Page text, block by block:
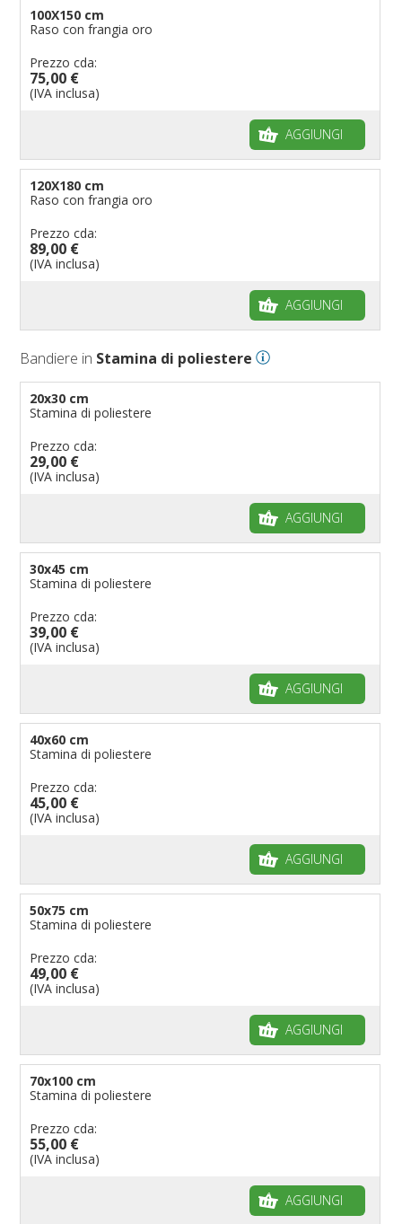
100X150 cm
Raso con frangia oro
Prezzo cda:
75,00 €
(IVA inclusa)
AGGIUNGI
120X180 cm
Raso con frangia oro
Prezzo cda:
89,00 €
(IVA inclusa)
AGGIUNGI
Bandiere in Stamina di poliestere
20x30 cm
Stamina di poliestere
Prezzo cda:
29,00 €
(IVA inclusa)
AGGIUNGI
30x45 cm
Stamina di poliestere
Prezzo cda:
39,00 €
(IVA inclusa)
AGGIUNGI
40x60 cm
Stamina di poliestere
Prezzo cda:
45,00 €
(IVA inclusa)
AGGIUNGI
50x75 cm
Stamina di poliestere
Prezzo cda:
49,00 €
(IVA inclusa)
AGGIUNGI
70x100 cm
Stamina di poliestere
Prezzo cda:
55,00 €
(IVA inclusa)
AGGIUNGI